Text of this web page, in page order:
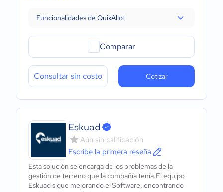
Funcionalidades de QuikAllot
Comparar
Consultar sin costo Cotizar
Eskuad
Aún sin calificación
Escribe la primera reseña
Esta solución se encarga de los problemas de la
gestión de terreno que la compañía tenía.El equipo
Eskuad sigue mejorando el Software, encontrando